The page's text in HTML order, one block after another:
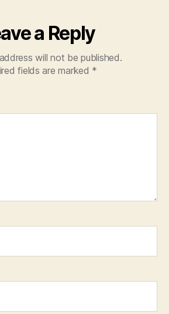
a Reply
will not be published.
fields are marked *